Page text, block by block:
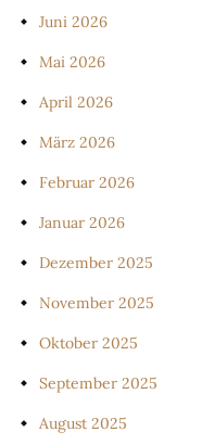
Juni 2026
Mai 2026
April 2026
März 2026
Februar 2026
Januar 2026
Dezember 2025
November 2025
Oktober 2025
September 2025
August 2025